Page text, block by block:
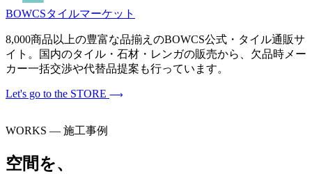
BOWCSタイルマーケット
8,000商品以上の豊富な品揃えのBOWCS公式・タイル通販サ
イト。国内のタイル・石材・レンガの販売から、欠品時メー
カー一括交渉や代替品提案も行っています。
Let's go to the STORE
WORKS — 施工事例
空間を、